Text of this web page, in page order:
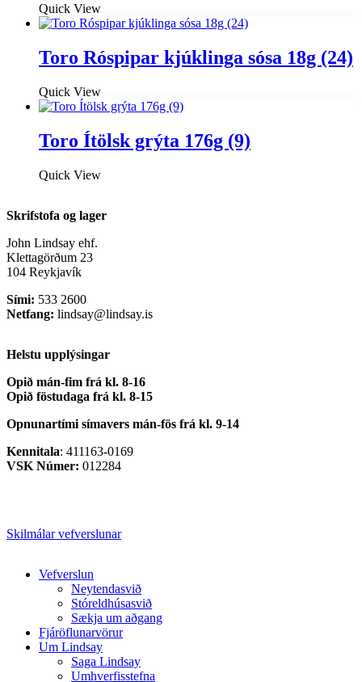
Quick View
Toro Róspipar kjúklinga sósa 18g (24)
Quick View
Toro Ítölsk grýta 176g (9)
Quick View
Skrifstofa og lager
John Lindsay ehf.
Klettagörðum 23
104 Reykjavík
Sími: 533 2600
Netfang: lindsay@lindsay.is
Helstu upplýsingar
Opið mán-fim frá kl. 8-16
Opið föstudaga frá kl. 8-15
Opnunartími símavers mán-fös frá kl. 9-14
Kennitala: 411163-0169
VSK Númer: 012284
Skilmálar vefverslunar
Close
Vefverslun
Neytendasvið
Stóreldhúsasvið
Sækja um aðgang
Fjáröflunarvörur
Um Lindsay
Saga Lindsay
Umhverfisstefna